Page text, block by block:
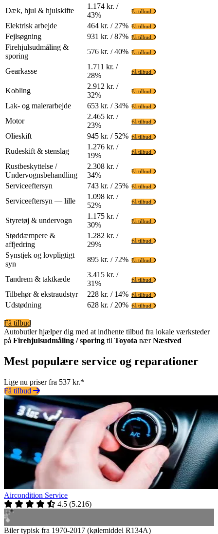
Dæk, hjul & hjulskifte
1.174 kr. /
43%
Få tilbud
Elektrisk arbejde 464 kr. / 27% Få tilbud
Fejlsøgning 931 kr. / 87% Få tilbud
Firehjulsudmåling &
sporing
576 kr. / 40% Få tilbud
Gearkasse
1.711 kr. /
28%
Få tilbud
Kobling
2.912 kr. /
32%
Få tilbud
Lak- og malerarbejde 653 kr. / 34% Få tilbud
Motor
2.465 kr. /
23%
Få tilbud
Olieskift 945 kr. / 52% Få tilbud
Rudeskift & stenslag
1.276 kr. /
19%
Få tilbud
Rustbeskyttelse /
Undervognsbehandling
2.308 kr. /
34%
Få tilbud
Serviceeftersyn 743 kr. / 25% Få tilbud
Serviceeftersyn — lille
1.098 kr. /
52%
Få tilbud
Styretøj & undervogn
1.175 kr. /
30%
Få tilbud
Støddæmpere &
affjedring
1.282 kr. /
29%
Få tilbud
Synstjek og lovpligtigt
syn
895 kr. / 72% Få tilbud
Tandrem & taktkæde
3.415 kr. /
31%
Få tilbud
Tilbehør & ekstraudstyr 228 kr. / 14% Få tilbud
Udstødning 628 kr. / 20% Få tilbud
Få tilbud
Autobutler hjælper dig med at indhente tilbud fra lokale værksteder
på Firehjulsudmåling / sporing til Toyota nærNæstved
Mest populære service og reparationer
Lige nu priser fra 537 kr.*
Få tilbud
Aircondition Service
4.5 (5.216)
Biler typisk fra 1970-2017 (kølemiddel R134A)